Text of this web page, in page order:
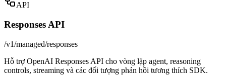
API
Responses API
/v1/managed/responses
Hỗ trợ OpenAI Responses API cho vòng lặp agent, reasoning
controls, streaming và các đối tượng phản hồi tương thích SDK.